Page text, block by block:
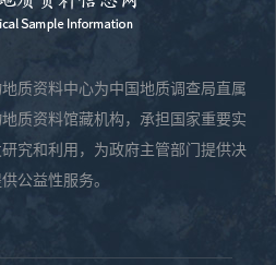
质资料中心为中国地质调查局直属
质资料馆藏机构，承担国家重要实
究和利用，为政府主管部门提供决
公益性服务。